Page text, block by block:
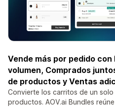
Vende más por pedido
volumen, Comprados
de productos y Ventas
Convierte los carritos de un
productos. AOV.ai Bundles